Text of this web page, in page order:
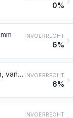
0%
INVOERRECHT
6%
Bladaluminium (ook indien bedrukt of op een drager van papier, van karton, van kunststof of op dergelijke dragers) met een dikte van niet meer dan 0,2 mm (de dikte van de drager niet meegerekend) INVOERRECHT
6%
INVOERRECHT